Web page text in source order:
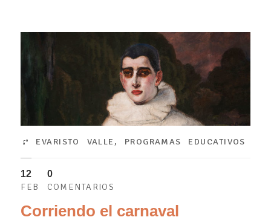
EVARISTO VALLE , PROGRAMAS EDUCATIVOS
12
FEB
0
COMENTARIOS
Corriendo el carnaval